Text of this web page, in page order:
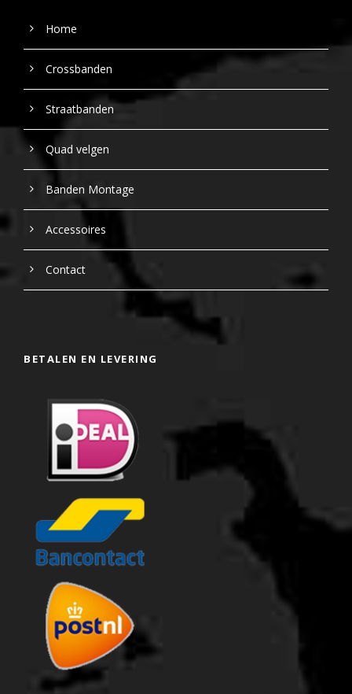
Home
Crossbanden
Straatbanden
Quad velgen
Banden Montage
Accessoires
Contact
BETALEN EN LEVERING